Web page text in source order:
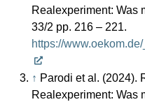
Realexperiment: Was
33/2 pp. 216 – 221.
https://
↑ Parodi et al. (2024).
Realexperiment: Was